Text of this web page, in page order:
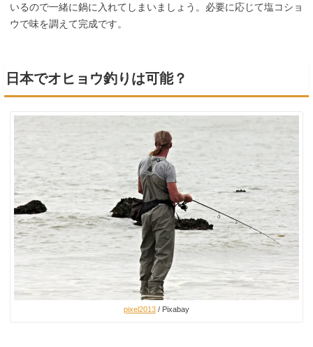
いるので一緒に鍋に入れてしまいましょう。必要に応じて塩コショ
ウで味を調えて完成です。
日本でオヒョウ釣りは可能？
pixel2013 / Pixabay